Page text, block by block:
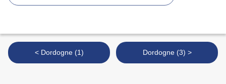
< Dordogne (1) Dordogne (3) >